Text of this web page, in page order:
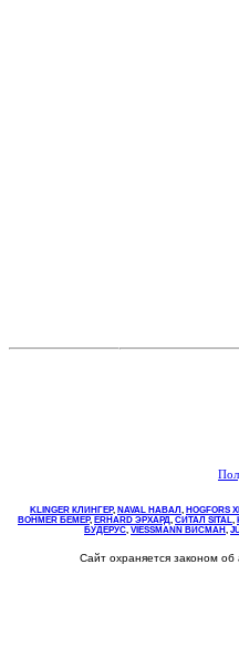
KLINGER КЛИНГЕР, NAVAL НАВАЛ , НOGFORS
BOHMER БЕМЕР, ERHARD ЭРХАРД, СИТАЛ SITAL,
БУДЕРУС, VIESSMANN ВИСМАН ,
Сайт охраняется законом